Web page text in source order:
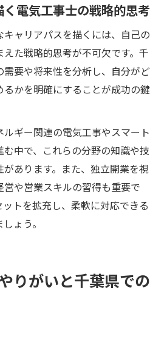
電気工事士の戦略的思考
ャリアパスを描くには、自己の
た戦略的思考が不可欠です。千
要や将来性を分析し、自分がど
かを明確にすることが成功の鍵
ギー関連の電気工事やスマート
中で、これらの分野の知識や技
あります。また、独立開業を視
や営業スキルの習得も重要で
トを拡充し、柔軟に対応できる
ょう。
りがいと千葉県での